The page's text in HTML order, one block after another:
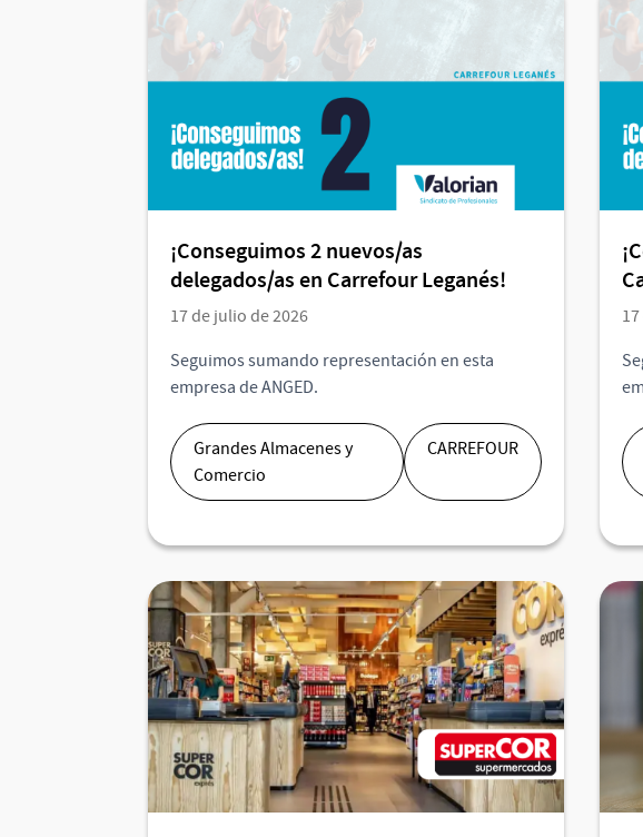
¡Conseguimos 2 nuevos/as
delegados/as en Carrefour Leganés!
17 de julio de 2026
Seguimos sumando representación en esta
empresa de ANGED.
Grandes Almacenes y
Comercio
CARREFOUR